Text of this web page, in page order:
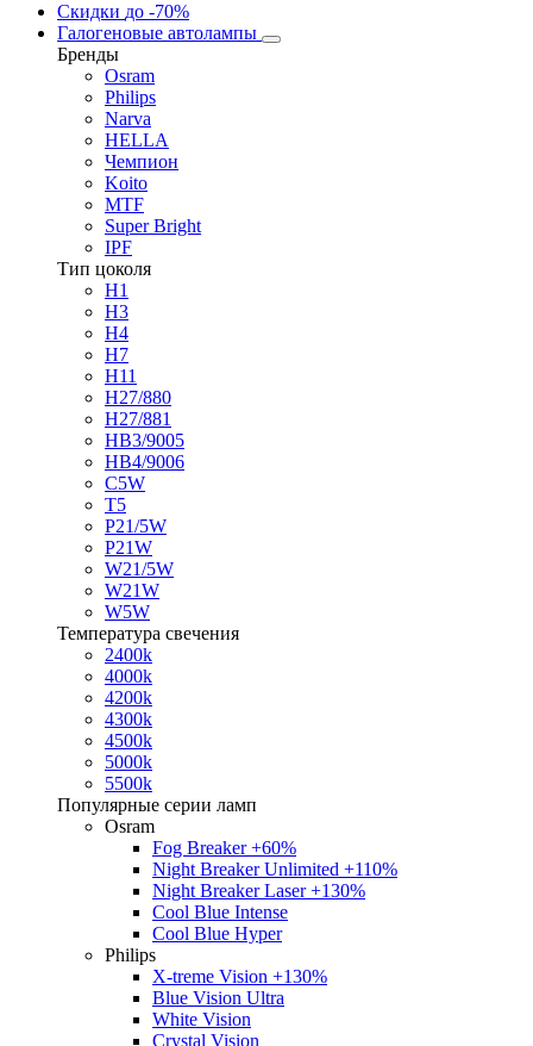
Скидки до -70%
Галогеновые автолампы
Бренды
Osram
Philips
Narva
HELLA
Чемпион
Koito
MTF
Super Bright
IPF
Тип цоколя
H1
H3
H4
H7
H11
H27/880
H27/881
HB3/9005
HB4/9006
C5W
T5
P21/5W
P21W
W21/5W
W21W
W5W
Температура свечения
2400k
4000k
4200k
4300k
4500k
5000k
5500k
Популярные серии ламп
Osram
Fog Breaker +60%
Night Breaker Unlimited +110%
Night Breaker Laser +130%
Cool Blue Intense
Cool Blue Hyper
Philips
X-treme Vision +130%
Blue Vision Ultra
White Vision
Crystal Vision